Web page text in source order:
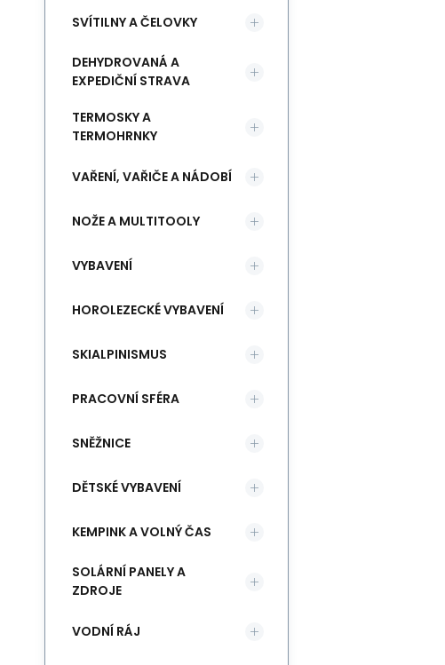
SVÍTILNY A ČELOVKY
DEHYDROVANÁ A
EXPEDIČNÍ STRAVA
TERMOSKY A
TERMOHRNKY
VAŘENÍ, VAŘIČE A NÁDOBÍ
NOŽE A MULTITOOLY
VYBAVENÍ
HOROLEZECKÉ VYBAVENÍ
SKIALPINISMUS
PRACOVNÍ SFÉRA
SNĚŽNICE
DĚTSKÉ VYBAVENÍ
KEMPINK A VOLNÝ ČAS
SOLÁRNÍ PANELY A
ZDROJE
VODNÍ RÁJ